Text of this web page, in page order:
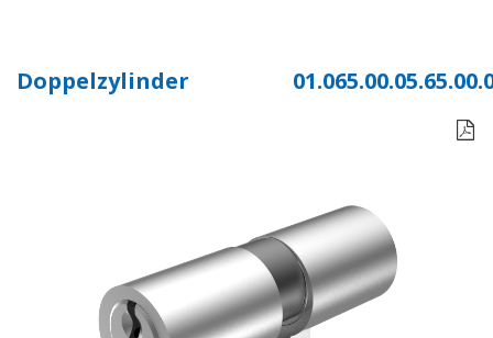
Doppelzylinder
